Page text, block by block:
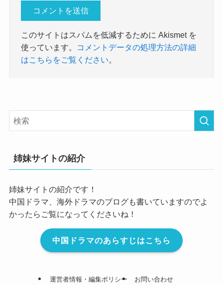
このサイトはスパムを低減するために Akismet を
使っています。
コメントデータの処理方法の詳細
はこちらをご覧ください。
姉妹サイトの紹介
姉妹サイトの紹介です！
中国ドラマ、海外ドラマのブログも書いていますのでよ
かったらご覧になってくださいね！
中国ドラマのあらすじはこちら
運営者情報・編集ポリシー お問い合わせ